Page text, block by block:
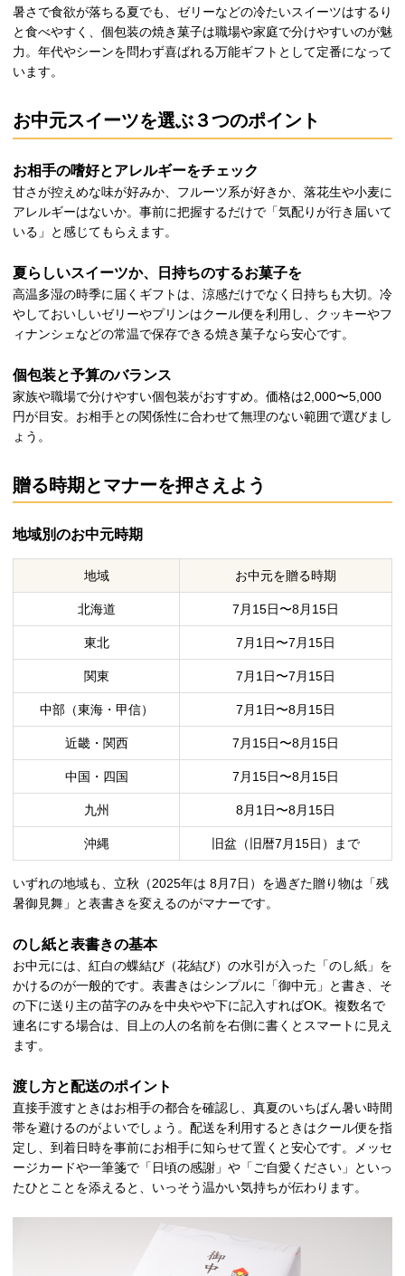
暑さで食欲が落ちる夏でも、ゼリーなどの冷たいスイーツはするり
と食べやすく、個包装の焼き菓子は職場や家庭で分けやすいのが魅
力。年代やシーンを問わず喜ばれる万能ギフトとして定番になって
います。
お中元スイーツを選ぶ３つのポイント
お相手の嗜好とアレルギーをチェック
甘さが控えめな味が好みか、フルーツ系が好きか、落花生や小麦に
アレルギーはないか。事前に把握するだけで「気配りが行き届いて
いる」と感じてもらえます。
夏らしいスイーツか、日持ちのするお菓子を
高温多湿の時季に届くギフトは、涼感だけでなく日持ちも大切。冷
やしておいしいゼリーやプリンはクール便を利用し、クッキーやフ
ィナンシェなどの常温で保存できる焼き菓子なら安心です。
個包装と予算のバランス
家族や職場で分けやすい個包装がおすすめ。価格は2,000〜5,000
円が目安。お相手との関係性に合わせて無理のない範囲で選びまし
ょう。
贈る時期とマナーを押さえよう
地域別のお中元時期
地域 お中元を贈る時期
北海道 7月15日〜8月15日
東北 7月1日〜7月15日
関東 7月1日〜7月15日
中部（東海・甲信） 7月1日〜8月15日
近畿・関西 7月15日〜8月15日
中国・四国 7月15日〜8月15日
九州 8月1日〜8月15日
沖縄 旧盆（旧暦7月15日）まで
いずれの地域も、立秋（2025年は 8月7日）を過ぎた贈り物は「残
暑御見舞」と表書きを変えるのがマナーです。
のし紙と表書きの基本
お中元には、紅白の蝶結び（花結び）の水引が入った「のし紙」を
かけるのが一般的です。表書きはシンプルに「御中元」と書き、そ
の下に送り主の苗字のみを中央やや下に記入すればOK。複数名で
連名にする場合は、目上の人の名前を右側に書くとスマートに見え
ます。
渡し方と配送のポイント
直接手渡すときはお相手の都合を確認し、真夏のいちばん暑い時間
帯を避けるのがよいでしょう。配送を利用するときはクール便を指
定し、到着日時を事前にお相手に知らせて置くと安心です。メッセ
ージカードや一筆箋で「日頃の感謝」や「ご自愛ください」といっ
たひとことを添えると、いっそう温かい気持ちが伝わります。